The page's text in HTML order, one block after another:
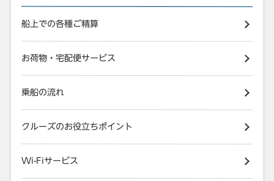
船上での各種ご精算
お荷物・宅配便サービス
乗船の流れ
クルーズのお役立ちポイント
Wi-Fiサービス